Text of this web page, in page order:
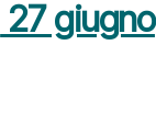
27 giugno